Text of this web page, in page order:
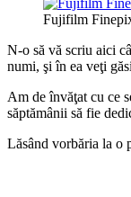
Fujifilm
N-o să vă scriu aici
numi, şi în ea veţi
Am de învăţat cu ce
săptămânii să fie
Lăsând vorbăria la o